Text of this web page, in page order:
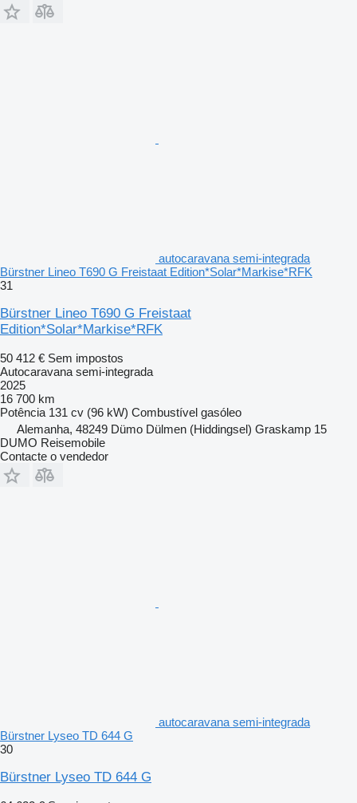
autocaravana semi-integrada
Bürstner Lineo T690 G Freistaat Edition*Solar*Markise*RFK
31
Bürstner Lineo T690 G Freistaat
Edition*Solar*Markise*RFK
50 412 € Sem impostos
Autocaravana semi-integrada
2025
16 700 km
Potência 131 cv (96 kW) Combustível gasóleo
Alemanha, 48249 Dümo Dülmen (Hiddingsel) Graskamp 15
DUMO Reisemobile
Contacte o vendedor
autocaravana semi-integrada
Bürstner Lyseo TD 644 G
30
Bürstner Lyseo TD 644 G